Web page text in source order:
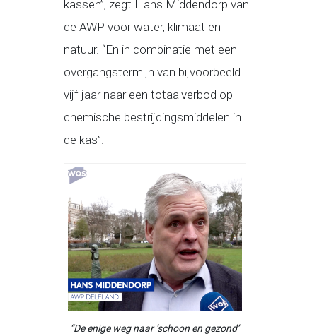
kassen”, zegt Hans Middendorp van
de AWP voor water, klimaat en
natuur. “En in combinatie met een
overgangstermijn van bijvoorbeeld
vijf jaar naar een totaalverbod op
chemische bestrijdingsmiddelen in
de kas”.
“De enige weg naar ‘schoon en gezond’